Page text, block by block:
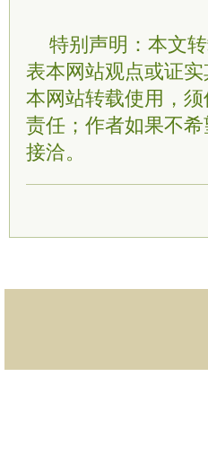
特别声明：本文
表本网站观点或证
本网站转载使用，
责任；作者如果不
接洽。